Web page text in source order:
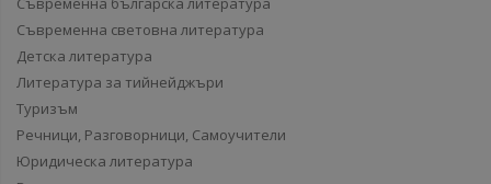
Съвременна световна литература
Детска литература
Литература за тийнейджъри
Туризъм
Речници, Разговорници, Самоучители
Юридическа литература